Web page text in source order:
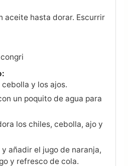
aceite hasta dorar. Escurrir
y los ajos.
un poquito de agua para
los chiles, cebolla, ajo y
añadir el jugo de naranja,
y refresco de cola.